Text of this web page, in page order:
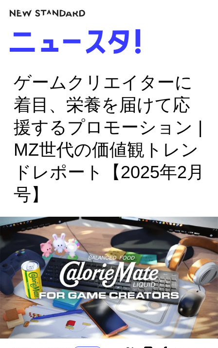
ゲームクリエイターに
着目、栄養を届けて応
援するプロモーション |
MZ世代の価値観トレン
ドレポート【2025年2月
号】